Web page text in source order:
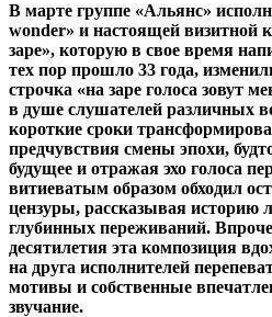
В марте группе «Альянс»
wonder» и настоящей визитной
заре», которую в свое время
тех пор прошло 33 года,
строчка «на заре голоса зовут
в душе слушателей различных
короткие сроки
предчувствия смены эпохи,
будущее и отражая эхо голоса
витиеватым образом обходил
цензуры, рассказывая историю
глубинных переживаний.
десятилетия эта композиция
на друга исполнителей
мотивы и собственные
звучание.